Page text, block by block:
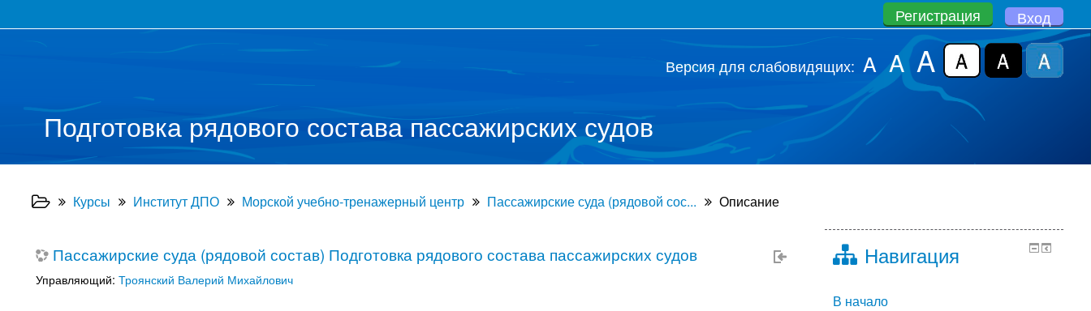
Регистрация Вход
Версия для слабовидящих: A A A
Подготовка рядового состава пассажирских судов
Курсы Институт ДПО Морской учебно-тренажерный центр Пассажирские суда (рядовой сос... Описание
Пассажирские суда (рядовой состав) Подготовка рядового состава пассажирских судов
Управляющий: Троянский Валерий Михайлович
Навигация
В начало